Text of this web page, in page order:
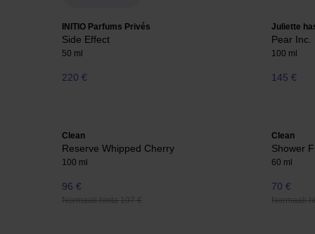
INITIO Parfums Privés
Side Effect
50 ml
220 €
Juliette
Pear Inc.
100 ml
145 €
Clean
Reserve Whipped Cherry
100 ml
96 €
Normaali hinta 107 €
Clean
Shower
60 ml
70 €
Normaali